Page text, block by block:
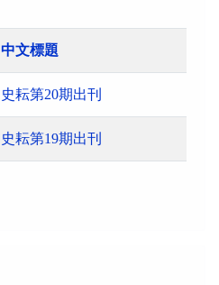
中文標題
史耘第20期出刊
史耘第19期出刊